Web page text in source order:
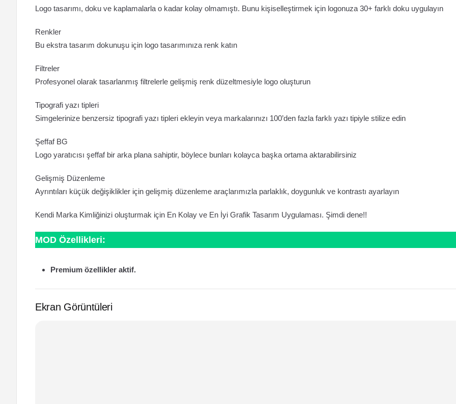
Logo tasarımı, doku ve kaplamalarla o kadar kolay olmamıştı. Bunu kişiselleştirmek için logonuza 30+ farklı doku uygulayın
Renkler
Bu ekstra tasarım dokunuşu için logo tasarımınıza renk katın
Filtreler
Profesyonel olarak tasarlanmış filtrelerle gelişmiş renk düzeltmesiyle logo oluşturun
Tipografi yazı tipleri
Simgelerinize benzersiz tipografi yazı tipleri ekleyin veya markalarınızı 100’den fazla farklı yazı tipiyle stilize edin
Şeffaf BG
Logo yaratıcısı şeffaf bir arka plana sahiptir, böylece bunları kolayca başka ortama aktarabilirsiniz
Gelişmiş Düzenleme
Ayrıntıları küçük değişiklikler için gelişmiş düzenleme araçlarımızla parlaklık, doygunluk ve kontrastı ayarlayın
Kendi Marka Kimliğinizi oluşturmak için En Kolay ve En İyi Grafik Tasarım Uygulaması. Şimdi dene!!
MOD Özellikleri:
Premium özellikler aktif.
Ekran Görüntüleri